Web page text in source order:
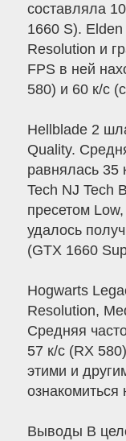
составляла
1660 S).
Resolution и
FPS в ней
580) и 60 к/с
Hellblade 2
Quality.
равнялась 35
Tech NJ Tech
пресетом
удалось
(GTX 1660
Hogwarts
Resolution,
Средняя
57 к/с (RX
этими и
Выводы В